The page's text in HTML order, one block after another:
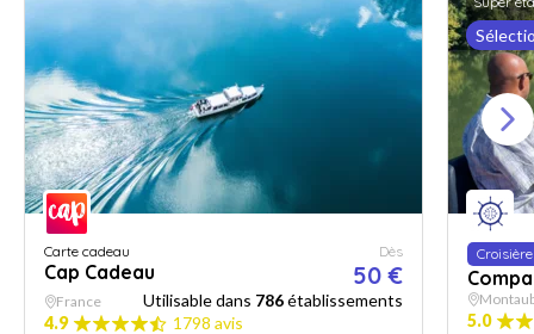
Carte cadeau
Cap Cadeau
Dès
50 €
France Utilisable dans 786établissements
4.9
1798 avis
Croisière
5.0